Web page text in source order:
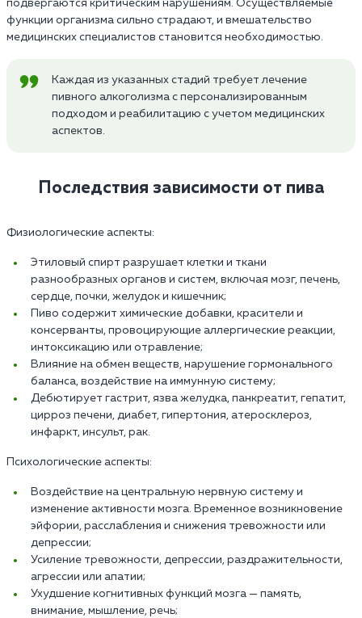
подвергаются критическим нарушениям. Осуществляемые
функции организма сильно страдают, и вмешательство
медицинских специалистов становится необходимостью.
Каждая из указанных стадий требует лечение
пивного алкоголизма с персонализированным
подходом и реабилитацию с учетом медицинских
аспектов.
Последствия зависимости от пива
Физиологические аспекты:
Этиловый спирт разрушает клетки и ткани
разнообразных органов и систем, включая мозг, печень,
сердце, почки, желудок и кишечник;
Пиво содержит химические добавки, красители и
консерванты, провоцирующие аллергические реакции,
интоксикацию или отравление;
Влияние на обмен веществ, нарушение гормонального
баланса, воздействие на иммунную систему;
Дебютирует гастрит, язва желудка, панкреатит, гепатит,
цирроз печени, диабет, гипертония, атеросклероз,
инфаркт, инсульт, рак.
Психологические аспекты:
Воздействие на центральную нервную систему и
изменение активности мозга. Временное возникновение
эйфории, расслабления и снижения тревожности или
депрессии;
Усиление тревожности, депрессии, раздражительности,
агрессии или апатии;
Ухудшение когнитивных функций мозга — память,
внимание, мышление, речь;